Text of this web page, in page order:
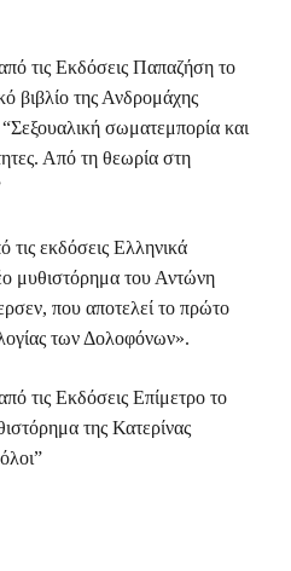
τις Εκδόσεις Παπαζήση το
βιβλίο της Ανδρομάχης
σωματεμπορία και
Από τη θεωρία στη
τις εκδόσεις Ελληνικά
μυθιστόρημα του Αντώνη
που αποτελεί το πρώτο
των Δολοφόνων».
τις Εκδόσεις Επίμετρο το
της Κατερίνας